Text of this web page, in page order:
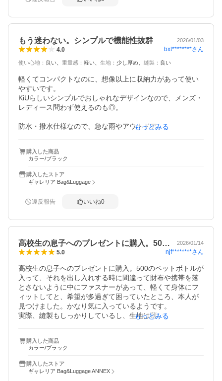
もう迷わない。シンプルで機能性抜群 2026/01/03
4.0 bxt********さん
使い心地 ： 良い 重量感 ： 軽い 生地 ： 少し厚め 縫製 ： 良い
軽くてコンパクトなのに、想像以上に収納力があって使い
やすいです。
KiUらしいシンプルでおしゃれなデザインなので、メンズ・
レディース問わず使えるのも◎。
防水・撥水仕様なので、急な雨やアウトドア、フェスでも
っても疲れにくいのが嬉しいポイント。
必要なものだけをスマートに持ち歩きたい人にぴったりの
ボディバッグだと思います。
もっとみる
購入した商品
カラー/ブラック
購入したストア
ギャレリア Bag&Luggage
違反報告 いいね0
高校生の息子へのプレゼントに購入。50… 2026/01/14
5.0 njf********さん
高校生の息子へのプレゼントに購入。500のペットボトルが
入って、それを出し入れする時に間違って財布や携帯を落
とさないように中にファスナーがあって、軽くて身体にフ
ィットしてと、希望が多過ぎて困っていたところ、本人が
見つけました。かなり気に入っているようです。
実際、縫製もしっかりしているし、生地は薄いですが丈夫
もっとみる
購入した商品
カラー/ブラック
購入したストア
ギャレリア Bag&Luggage ANNEX